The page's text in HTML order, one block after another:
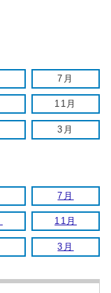
7月
11月
3月
7月
11月
3月